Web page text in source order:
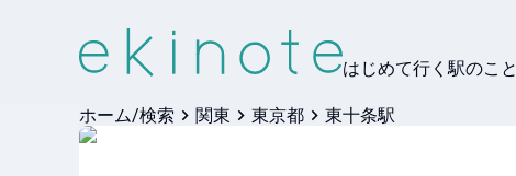
はじめて行く駅のこ
ホーム/検索 関東 東京都 東十条駅